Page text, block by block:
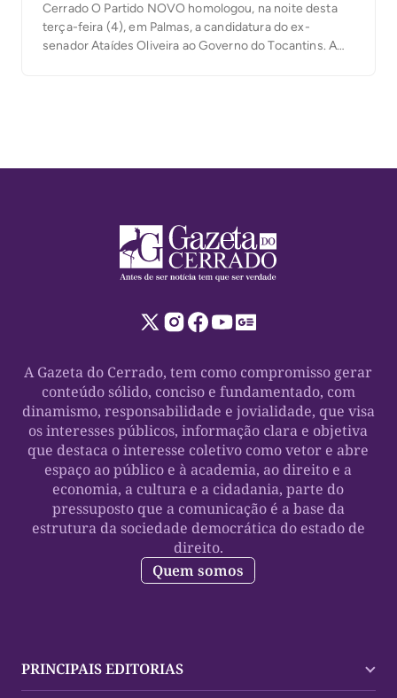
Cerrado O Partido NOVO homologou, na noite desta
terça-feira (4), em Palmas, a candidatura do ex-
senador Ataídes Oliveira ao Governo do Tocantins. A
A Gazeta do Cerrado, tem como compromisso gerar
conteúdo sólido, conciso e fundamentado, com
dinamismo, responsabilidade e jovialidade, que visa
os interesses públicos, informação clara e objetiva
que destaca o interesse coletivo como vetor e abre
espaço ao público e à academia, ao direito e a
economia, a cultura e a cidadania, parte do
pressuposto que a comunicação é a base da
estrutura da sociedade democrática do estado de
direito.
Quem somos
PRINCIPAIS EDITORIAS